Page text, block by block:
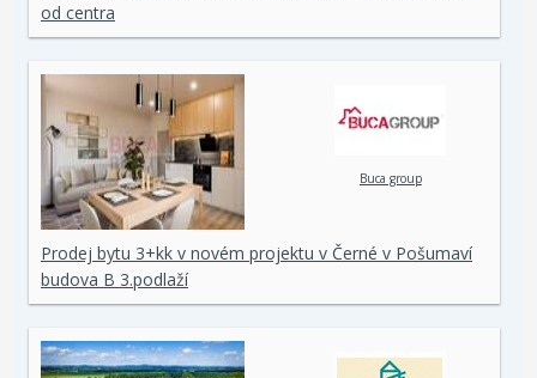
od centra
Buca group
Prodej bytu 3+kk v novém projektu v Černé v Pošumaví
budova B 3.podlaží